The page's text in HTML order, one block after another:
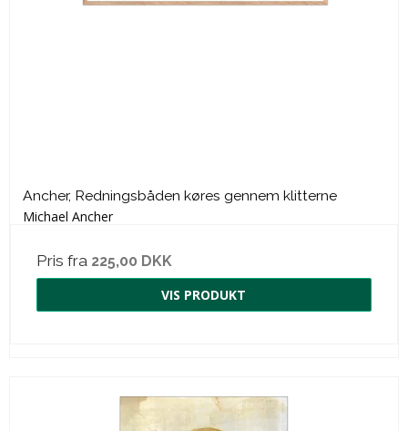
Ancher, Redningsbåden køres gennem klitterne
Michael Ancher
Pris fra 225,00 DKK
VIS PRODUKT